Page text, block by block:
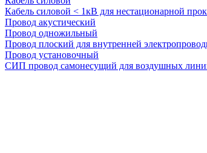
Кабель силовой < 1кВ для нестационарной
Провод акустический
Провод одножильный
Провод плоский для внутренней
Провод установочный
СИП провод самонесущий для воздушных